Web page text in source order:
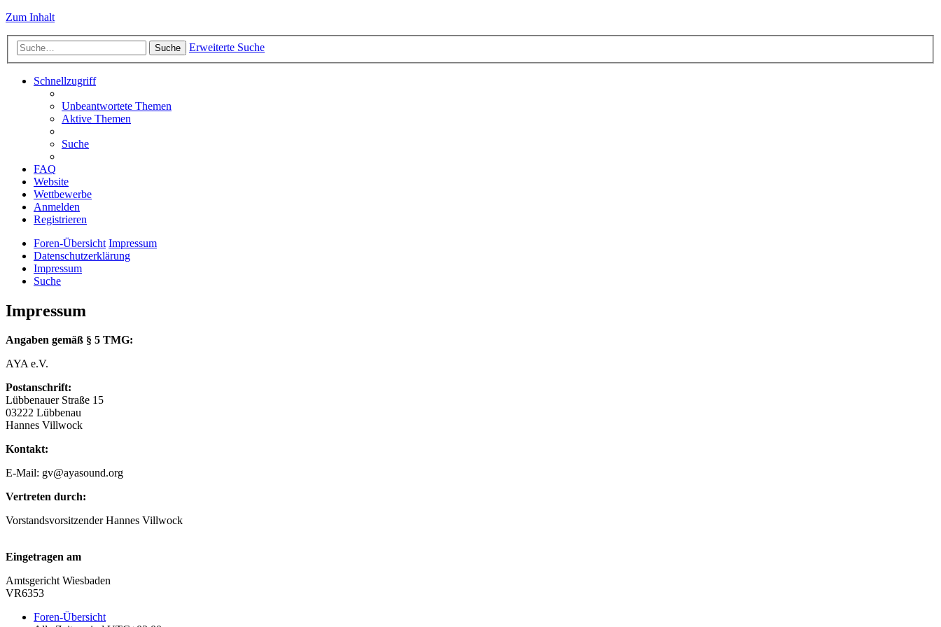
Zum Inhalt
Suche Erweiterte Suche
Schnellzugriff
Unbeantwortete Themen
Aktive Themen
Suche
FAQ
Website
Wettbewerbe
Anmelden
Registrieren
Foren-Übersicht Impressum
Datenschutzerklärung
Impressum
Suche
Impressum
Angaben gemäß § 5 TMG:
AYA e.V.
Postanschrift:
Lübbenauer Straße 15
03222 Lübbenau
Hannes Villwock
Kontakt:
E-Mail: gv@ayasound.org
Vertreten durch:
Vorstandsvorsitzender Hannes Villwock
Eingetragen am
Amtsgericht Wiesbaden
VR6353
Foren-Übersicht